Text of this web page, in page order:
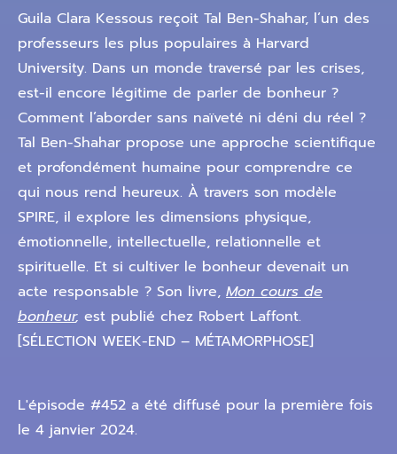
Guila Clara Kessous reçoit Tal Ben-Shahar, l’un des
professeurs les plus populaires à Harvard
University. Dans un monde traversé par les crises,
est-il encore légitime de parler de bonheur ?
Comment l’aborder sans naïveté ni déni du réel ?
Tal Ben-Shahar propose une approche scientifique
et profondément humaine pour comprendre ce
qui nous rend heureux. À travers son modèle
SPIRE, il explore les dimensions physique,
émotionnelle, intellectuelle, relationnelle et
spirituelle. Et si cultiver le bonheur devenait un
acte responsable ? Son livre, Mon cours de
bonheur, est publié chez Robert Laffont.
[SÉLECTION WEEK-END – MÉTAMORPHOSE]
L'épisode #452 a été diffusé pour la première fois
le 4 janvier 2024.